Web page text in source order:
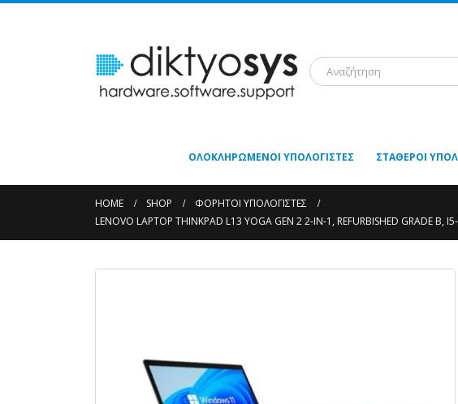
ΟΛΟΚΛΗΡΩΜΈΝΟΙ ΥΠΟΛΟΓΙΣΤΈΣ ΣΤΑΘΕΡΟΊ
HOME SHOP
ΦΟΡΗΤΟΊ ΥΠΟΛΟΓΙΣΤΈΣ
LENOVO LAPTOP THINKPAD L13 YOGA GEN 2 2-IN-1, REFURBISHED GRADE B,